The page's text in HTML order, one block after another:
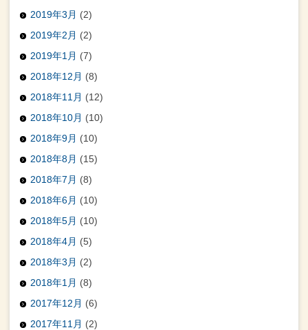
2019年3月 (2)
2019年2月 (2)
2019年1月 (7)
2018年12月 (8)
2018年11月 (12)
2018年10月 (10)
2018年9月 (10)
2018年8月 (15)
2018年7月 (8)
2018年6月 (10)
2018年5月 (10)
2018年4月 (5)
2018年3月 (2)
2018年1月 (8)
2017年12月 (6)
2017年11月 (2)